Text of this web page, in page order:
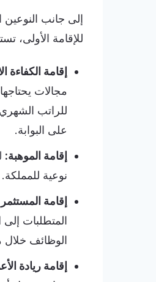
إلى جانب
للإقامة الأولى،
إقامة الكفاءة
مجالات
على البوابة.
إقامة الموهبة:
نوعية للمملكة.
إقامة
المتطلبات
الوظائف
إقامة ريادة